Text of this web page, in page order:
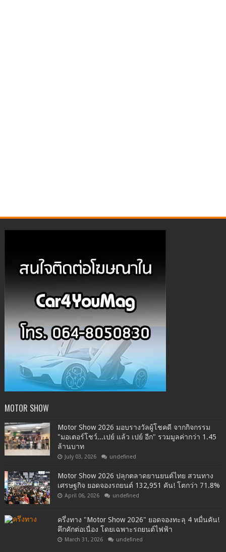
MOTOR SHOW
Motor Show 2026 มอบรางวัลผู้โชคดี จากกิจกรรม
"มอเตอร์โชว์...เปย์ แล้ว เปย์ อีก" รวมมูลค่ากว่า 1.45
ล้านบาท
July 03, 2026 undefined
Motor Show 2026 ปลุกตลาดยานยนต์ไทย สวนทาง
เศรษฐกิจ ยอดจองรถยนต์ 132,951 คัน! โตกว่า 71.8%
April 06, 2026 undefined
ครึ่งทาง "Motor Show 2026" ยอดจองทะลุ 4 หมื่นคัน!
คึกคักต่อเนื่อง โดยเฉพาะรถยนต์ไฟฟ้า
March 31, 2026 undefined